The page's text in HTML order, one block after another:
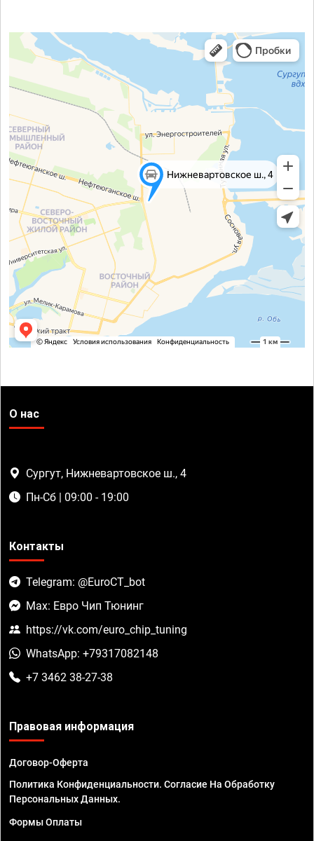
О нас
Сургут, Нижневартовское ш., 4
Пн-Сб | 09:00 - 19:00
Контакты
Telegram: @EuroCT_bot
Max: Евро Чип Тюнинг
https://vk.com/euro_chip_tuning
WhatsApp: +79317082148
+7 3462 38-27-38
Правовая информация
Договор-Оферта
Политика Конфиденциальности. Согласие На Обработку
Персональных Данных.
Формы Оплаты